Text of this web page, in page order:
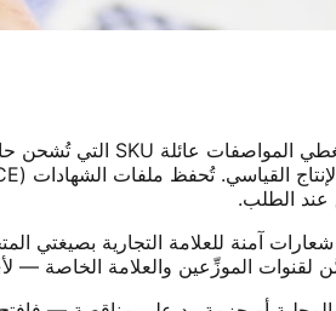
الموزِّعين والعلامة الخاصة —